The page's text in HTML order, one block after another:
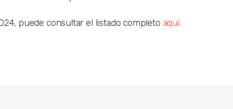
puede consultar el listado completo aquí.